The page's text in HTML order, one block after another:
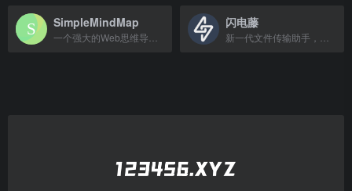
SimpleMindMap 闪电藤